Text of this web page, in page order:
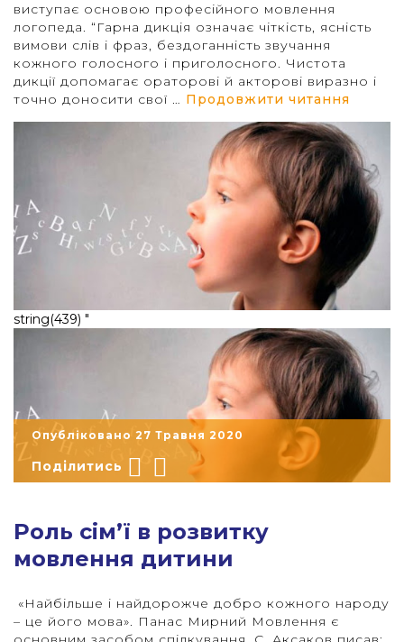
виступає основою професійного мовлення
логопеда. “Гарна дикція означає чіткість, ясність
вимови слів і фраз, бездоганність звучання
кожного голосного і приголосного. Чистота
дикції допомагає ораторові й акторові виразно і
точно доносити свої … Продовжити читання
string(439) "
"
Опубліковано 27 Травня 2020
Поділитись
Роль сім’ї в розвитку
мовлення дитини
«Найбільше і найдорожче добро кожного народу
– це його мова». Панас Мирний Мовлення є